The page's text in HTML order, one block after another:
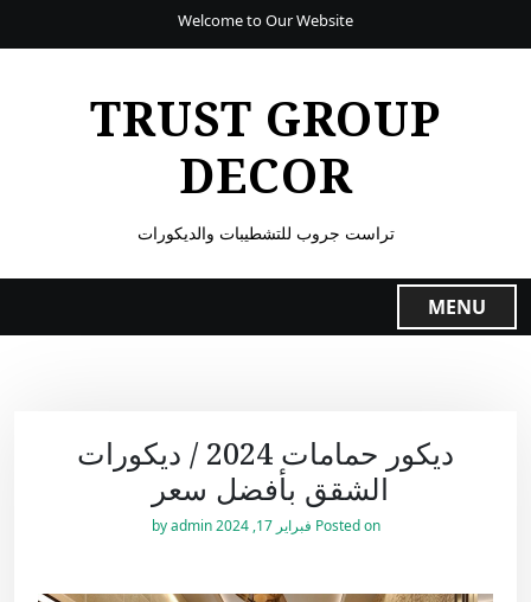
Welcome to Our Website
TRUST GROUP
DECOR
تراست جروب للتشطيبات والديكورات
MENU
ديكور حمامات 2024 / ديكورات
الشقق بأفضل سعر
Posted on فبراير 17, 2024 by
admin